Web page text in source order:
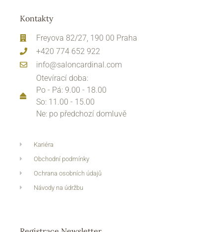
Kontakty
Freyova 82/27, 190 00 Praha
+420 774 652 922
info@saloncardinal.com
Otevírací doba:
Po - Pá: 9.00 - 18.00
So: 11.00 - 15.00
Ne: po předchozí domluvě
Kariéra
Obchodní podmínky
Ochrana osobních údajů
Návody na údržbu